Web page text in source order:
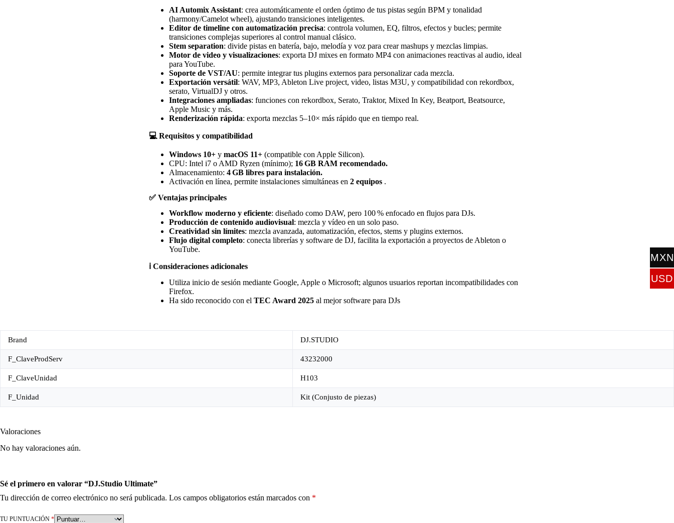
AI Automix Assistant: crea automáticamente el orden óptimo de tus pistas según BPM y tonalidad
(harmony/Camelot wheel), ajustando transiciones inteligentes.
Editor de timeline con automatización precisa: controla volumen, EQ, filtros, efectos y bucles; permite
transiciones complejas superiores al control manual clásico.
Stem separation: divide pistas en batería, bajo, melodía y voz para crear mashups y mezclas limpias.
Motor de video y visualizaciones: exporta DJ mixes en formato MP4 con animaciones reactivas al audio, ideal
para YouTube.
Soporte de VST/AU: permite integrar tus plugins externos para personalizar cada mezcla.
Exportación versátil: WAV, MP3, Ableton Live project, video, listas M3U, y compatibilidad con rekordbox,
serato, VirtualDJ y otros.
Integraciones ampliadas: funciones con rekordbox, Serato, Traktor, Mixed In Key, Beatport, Beatsource,
Apple Music y más.
Renderización rápida: exporta mezclas 5–10× más rápido que en tiempo real.
💻 Requisitos y compatibilidad
Windows 10+ y macOS 11+ (compatible con Apple Silicon).
CPU: Intel i7 o AMD Ryzen (mínimo); 16 GB RAM recomendado.
Almacenamiento: 4 GB libres para instalación.
Activación en línea, permite instalaciones simultáneas en 2 equipos .
✅ Ventajas principales
Workflow moderno y eficiente: diseñado como DAW, pero 100 % enfocado en flujos para DJs.
Producción de contenido audiovisual: mezcla y vídeo en un solo paso.
Creatividad sin límites: mezcla avanzada, automatización, efectos, stems y plugins externos.
Flujo digital completo: conecta librerías y software de DJ, facilita la exportación a proyectos de Ableton o
YouTube.
ℹ️ Consideraciones adicionales
Utiliza inicio de sesión mediante Google, Apple o Microsoft; algunos usuarios reportan incompatibilidades con
Firefox.
Ha sido reconocido con el TEC Award 2025 al mejor software para DJs
Brand DJ.STUDIO
F_ClaveProdServ 43232000
F_ClaveUnidad H103
F_Unidad Kit (Conjusto de piezas)
Valoraciones
No hay valoraciones aún.
Sé el primero en valorar “DJ.Studio Ultimate”
Tu dirección de correo electrónico no será publicada. Los campos obligatorios están marcados con *
TU PUNTUACIÓN *
MXN
$
USD